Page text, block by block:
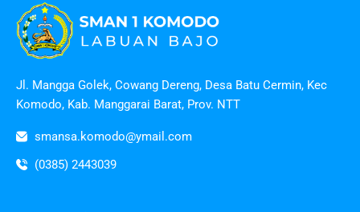
Jl. Mangga Golek, Cowang Dereng, Desa Batu Cermin, Kec
Komodo, Kab. Manggarai Barat, Prov. NTT
smansa.komodo@ymail.com
(0385) 2443039